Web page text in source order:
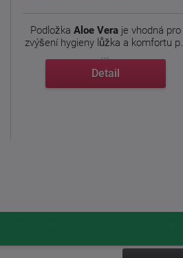
Podložka Aloe Veraje vhodná pro
zvýšení hygieny lůžka a komfortu při
Detail